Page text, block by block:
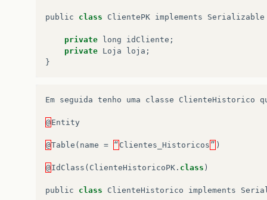
public class ClientePK implements Serializable
private long idCliente ;
private Loja loja ;
}
Em seguida tenho uma classe ClienteHistorico
@Entity
@Table ( name = “ Clientes_Historicos ” )
@IdClass ( ClienteHistoricoPK . class )
public class ClienteHistorico implements